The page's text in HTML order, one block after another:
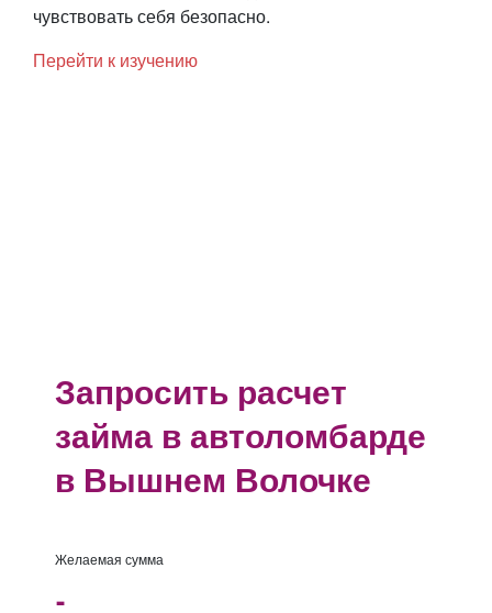
чувствовать себя безопасно.
Перейти к изучению
Запросить расчет
займа в автоломбарде
в Вышнем Волочке
Желаемая сумма